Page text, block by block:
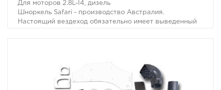
Для моторов 2.8L-I4, дизель
Шноркель Safari - производство Австралия.
Настоящий вездеход обязательно имеет выведенный
того не известно какие ямы могут быть даже в самом
невинном броде. В большинстве случаев попадание
воды в цилиндры работающего двигателя - фатально.